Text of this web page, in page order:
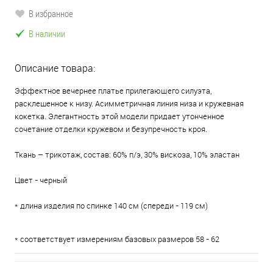
В избранное
В наличии
Описание товара:
Эффектное вечернее платье прилегающего силуэта,
расклешенное к низу. Асимметричная линия низа и кружевная
кокетка. Элегантность этой модели придает утонченное
сочетание отделки кружевом и безупречность кроя.
Ткань – трикотаж, состав: 60% п/э, 30% вискоза, 10% эластан
Цвет - черный
* длина изделия по спинке 140 см (спереди - 119 см)
* соответствует измерениям базовых размеров 58 - 62